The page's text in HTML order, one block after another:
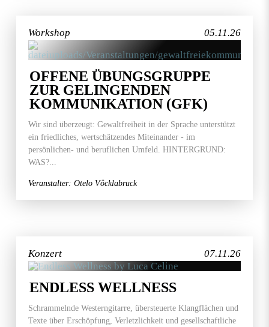
05.11.26
Workshop
OFFENE ÜBUNGSGRUPPE
ZUR GELINGENDEN
KOMMUNIKATION (GFK)
Wir sind überzeugt: Gewaltfreiheit in der Sprache unterstützt
ein friedliches, wertschätzendes Miteinander - im
persönlichen- und beruflichen Umfeld. HINTERGRUND:
WAS?...
Veranstalter: Otelo Vöcklabruck
07.11.26
Konzert
ENDLESS WELLNESS
Schrammelnde Westerngitarre, übersteuerte Klangflächen und
Texte über Erschöpfung, Verletzlichkeit und gesellschaftliche